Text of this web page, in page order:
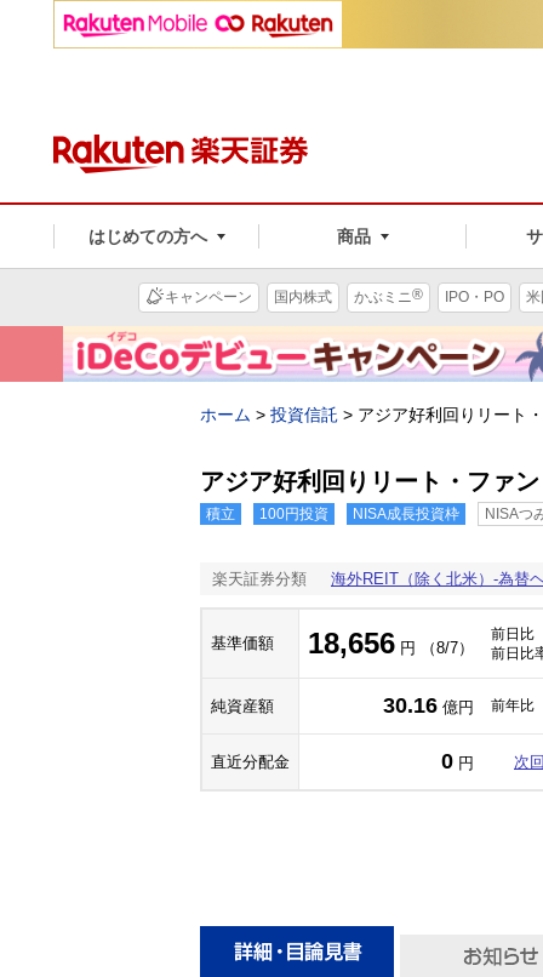
はじめての方へ 商品
キャンペーン 国内株式 かぶミニ® IPO・PO
ホーム > 投資信託 > アジア好利回りリート
アジア好利回りリート・ファ
積立 100円投資 NISA成長投資枠 NISAつ
楽天証券分類 海外REIT（除く北米）-為替
基準価額 18,656 円 （8/7）
前日比
前日比
純資産額 30.16 億円 前年比
直近分配金 0 円 次